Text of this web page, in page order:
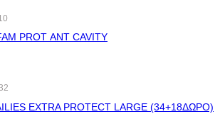
PROT ΑΝΤ CAVITY
EXTRA PROTECT LARGE (34+18ΔΩΡΟ)